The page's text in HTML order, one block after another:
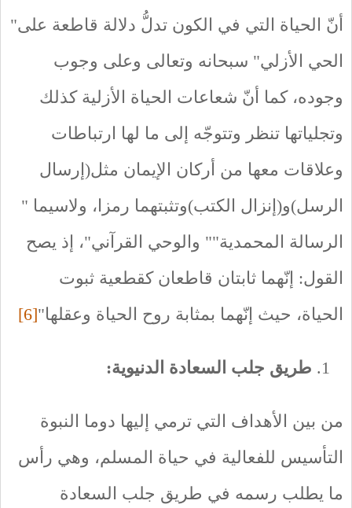
أنّ الحياة التي في الكون تدلُّ دلالة قاطعة على"
الحي الأزلي" سبحانه وتعالى وعلى وجوب
وجوده، كما أنّ شعاعات الحياة الأزلية كذلك
وتجلياتها تنظر وتتوجّه إلى ما لها ارتباطات
وعلاقات معها من أركان الإيمان مثل(إرسال
الرسل)و(إنزال الكتب)وتثبتهما رمزا، ولاسيما "
الرسالة المحمدية"" والوحي القرآني"، إذ يصح
القول: إنّهما ثابتان قاطعان كقطعية ثبوت
الحياة، حيث إنّهما بمثابة روح الحياة وعقلها"[6]
طريق جلب السعادة الدنيوية:
من بين الأهداف التي ترمي إليها دوما النبوة
التأسيس للفعالية في حياة المسلم، وهي رأس
ما يطلب رسمه في طريق جلب السعادة